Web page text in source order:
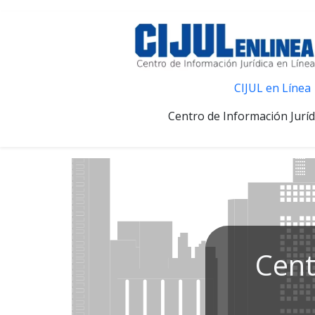
CIJUL en Línea
Centro de Información